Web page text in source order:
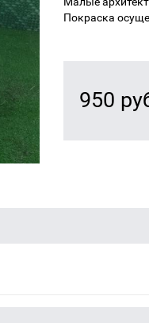
Покраска
950